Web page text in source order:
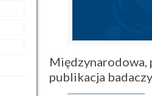
Międzynarodowa,
publikacja